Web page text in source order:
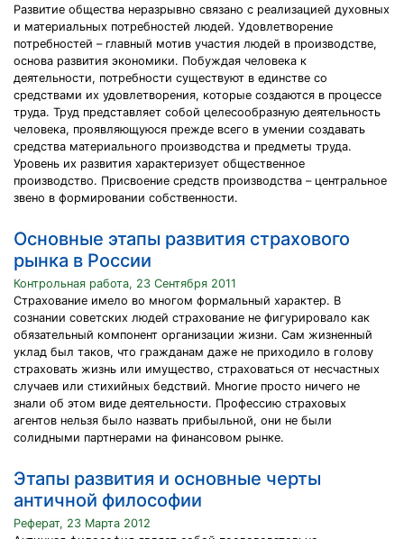
Развитие общества неразрывно связано с реализацией духовных
и материальных потребностей людей. Удовлетворение
потребностей – главный мотив участия людей в производстве,
основа развития экономики. Побуждая человека к
деятельности, потребности существуют в единстве со
средствами их удовлетворения, которые создаются в процессе
труда. Труд представляет собой целесообразную деятельность
человека, проявляющуюся прежде всего в умении создавать
средства материального производства и предметы труда.
Уровень их развития характеризует общественное
производство. Присвоение средств производства – центральное
звено в формировании собственности.
Основные этапы развития страхового
рынка в России
Контрольная работа, 23 Сентября 2011
Страхование имело во многом формальный характер. В
сознании советских людей страхование не фигурировало как
обязательный компонент организации жизни. Сам жизненный
уклад был таков, что гражданам даже не приходило в голову
страховать жизнь или имущество, страховаться от несчастных
случаев или стихийных бедствий. Многие просто ничего не
знали об этом виде деятельности. Профессию страховых
агентов нельзя было назвать прибыльной, они не были
солидными партнерами на финансовом рынке.
Этапы развития и основные черты
античной философии
Реферат, 23 Марта 2012